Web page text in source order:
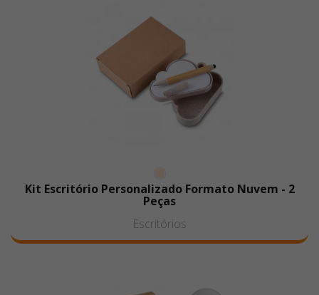
Kit Escritório Personalizado Formato Nuvem - 2
Peças
Escritórios